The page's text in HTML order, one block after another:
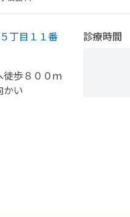
丁目１１番
徒歩８００ｍ
かい
診療時間